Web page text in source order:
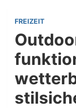
FREIZEIT